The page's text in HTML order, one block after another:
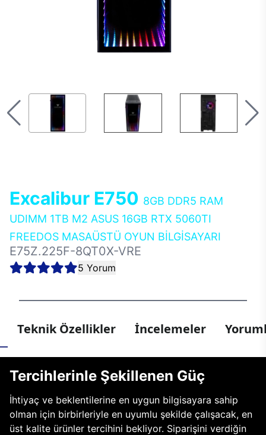
Excalibur E750 8GB DDR5 RAM
UDIMM 1TB M2 ASUS 16GB RTX 5060TI
FREEDOS MASAÜSTÜ OYUN BİLGİSAYARI
E75Z.225F-8QT0X-VRE
5 Yorum
Teknik Özellikler İncelemeler
Tercihlerinle Şekillenen Güç
İhtiyaç ve beklentilerine en uygun bilgisayara sahip
olman için birbirleriyle en uyumlu şekilde çalışacak, en
üst kalite ürünler tercihini bekliyor. Siparişini verdiğin